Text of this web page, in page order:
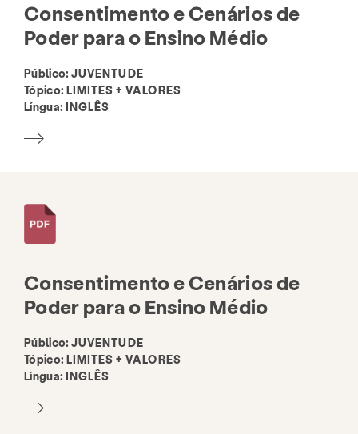
Consentimento e Cenários de
Poder para o Ensino Médio
Público:JUVENTUDE
Tópico: LIMITES + VALORES
Língua: INGLÊS
Consentimento e Cenários de
Poder para o Ensino Médio
Público:JUVENTUDE
Tópico: LIMITES + VALORES
Língua: INGLÊS